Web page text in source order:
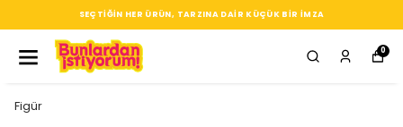
SEÇTIĞIN HER ÜRÜN, TARZINA DAIR KÜÇÜK BIR IMZA
0
Figür